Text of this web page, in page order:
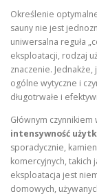
Określenie
sauny nie jest
uniwersalna reguła
eksploatacji, rodzaj
znaczenie.
ogólne wytyczne i
długotrwałe i
Głównym
intensywność
sporadycznie,
komercyjnych, takich
eksploatacja jest
domowych,